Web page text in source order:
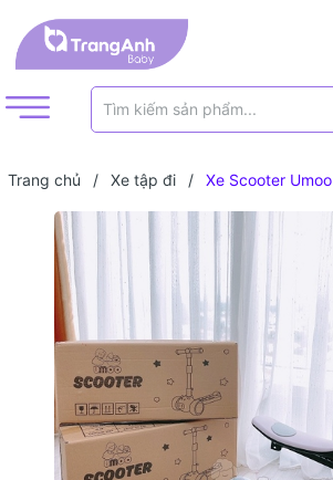
Trang chủ / Xe tập đi / Xe Scooter Umoo